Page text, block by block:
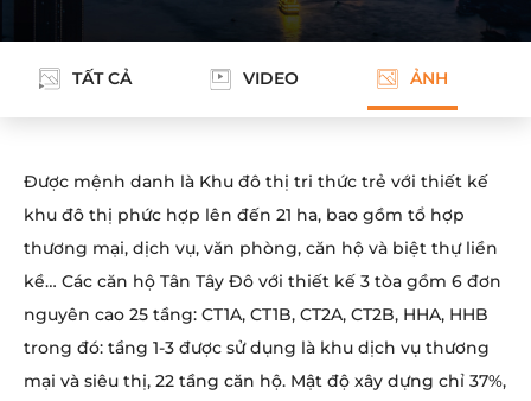
TẤT CẢ VIDEO ẢNH
Được mệnh danh là Khu đô thị tri thức trẻ với thiết kế
khu đô thị phức hợp lên đến 21 ha, bao gồm tổ hợp
thương mại, dịch vụ, văn phòng, căn hộ và biệt thự liền
kề… Các căn hộ Tân Tây Đô với thiết kế 3 tòa gồm 6 đơn
nguyên cao 25 tầng: CT1A, CT1B, CT2A, CT2B, HHA, HHB
trong đó: tầng 1-3 được sử dụng là khu dịch vụ thương
mại và siêu thị, 22 tầng căn hộ. Mật độ xây dựng chỉ 37%,